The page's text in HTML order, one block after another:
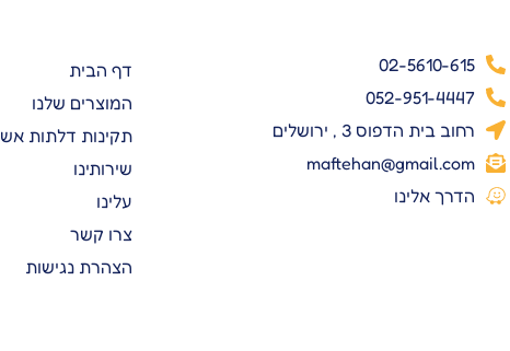
02-5610-615
052-951-4447
רחוב בית הדפוס 3 , ירושלים
maftehan@gmail.com
הדרך אלינו
דף הבית
המוצרים שלנו
תקינות דלתות אש
שירותינו
עלינו
צרו קשר
הצהרת נגישות